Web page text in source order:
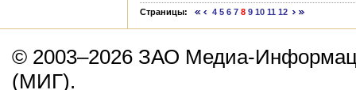
Страницы: 4 5 6 7 8 9 10 11 12
© 2003–2026 ЗАО Медиа-
(МИГ).